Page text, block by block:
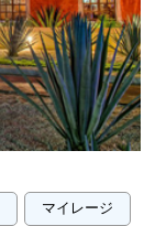
マイレージ